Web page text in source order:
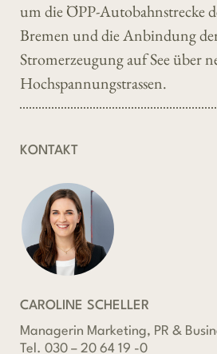
um die ÖPP-Autobahnstrecke
Bremen und die Anbindung
Stromerzeugung auf See über
Hochspannungstrassen.
KONTAKT
CAROLINE SCHELLER
Managerin Marketing, PR &
Tel. 030 – 20 64 19 -0